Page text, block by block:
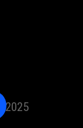
2025